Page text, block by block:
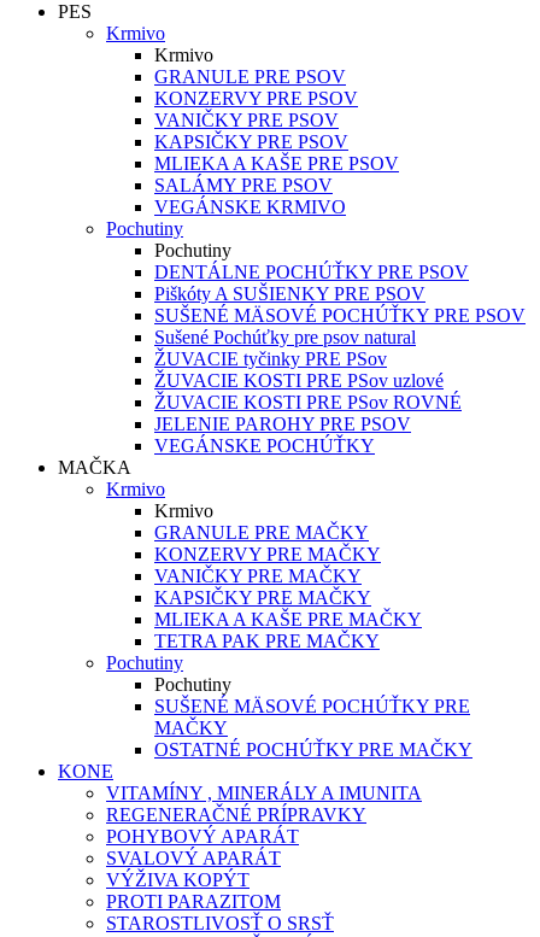
PES
Krmivo
Krmivo
GRANULE PRE PSOV
KONZERVY PRE PSOV
VANIČKY PRE PSOV
KAPSIČKY PRE PSOV
MLIEKA A KAŠE PRE PSOV
SALÁMY PRE PSOV
VEGÁNSKE KRMIVO
Pochutiny
Pochutiny
DENTÁLNE POCHÚŤKY PRE PSOV
Piškóty A SUŠIENKY PRE PSOV
SUŠENÉ MÄSOVÉ POCHÚŤKY PRE PSOV
Sušené Pochúťky pre psov natural
ŽUVACIE tyčinky PRE PSov
ŽUVACIE KOSTI PRE PSov uzlové
ŽUVACIE KOSTI PRE PSov ROVNÉ
JELENIE PAROHY PRE PSOV
VEGÁNSKE POCHÚŤKY
MAČKA
Krmivo
Krmivo
GRANULE PRE MAČKY
KONZERVY PRE MAČKY
VANIČKY PRE MAČKY
KAPSIČKY PRE MAČKY
MLIEKA A KAŠE PRE MAČKY
TETRA PAK PRE MAČKY
Pochutiny
Pochutiny
SUŠENÉ MÄSOVÉ POCHÚŤKY PRE
MAČKY
OSTATNÉ POCHÚŤKY PRE MAČKY
KONE
VITAMÍNY , MINERÁLY A IMUNITA
REGENERAČNÉ PRÍPRAVKY
POHYBOVÝ APARÁT
SVALOVÝ APARÁT
VÝŽIVA KOPÝT
PROTI PARAZITOM
STAROSTLIVOSŤ O SRSŤ